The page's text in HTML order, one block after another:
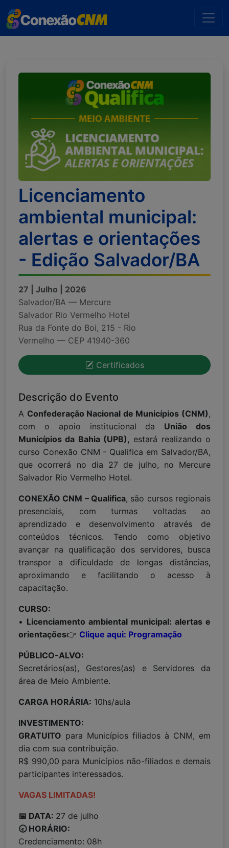
Licenciamento
ambiental municipal:
alertas e orientações
- Edição Salvador/BA
27 | Julho | 2026
Salvador/BA — Mercure
Salvador Rio Vermelho Hotel
Rua da Fonte do Boi, 215 - Rio
Vermelho — CEP 41940-360
Certificados
Descrição do Evento
A Confederação Nacional de Municípios (CNM) ,
com o apoio institucional da União dos
Municípios da Bahia (UPB), estará realizando o
curso Conexão CNM - Qualifica em Salvador/BA,
que ocorrerá no dia 27 de julho, no Mercure
Salvador Rio Vermelho Hotel.
CONEXÃO CNM – Qualifica, são cursos regionais
presenciais, com turmas voltadas ao
aprendizado e desenvolvimento através de
conteúdos técnicos. Tendo como objetivo
avançar na qualificação dos servidores, busca
transpor a dificuldade de longas distâncias,
aproximando e facilitando o acesso à
capacitação.
CURSO:
• Licenciamento ambiental municipal: alertas e
orientações👉 Clique aqui: Programação
PÚBLICO-ALVO:
Secretários(as), Gestores(as) e Servidores da
área de Meio Ambiente.
CARGA HORÁRIA: 10hs/aula
INVESTIMENTO:
GRATUITO para Municípios filiados à CNM, em
dia com sua contribuição.
R$ 990,00 para Municípios não-filiados e demais
participantes interessados.
VAGAS LIMITADAS!
📅 DATA: 27 de julho
🕣 HORÁRIO:
Credenciamento: 08h